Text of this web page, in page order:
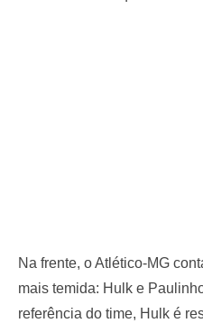
Na frente, o Atlético-MG
mais temida: Hulk e
referência do time, Hulk é